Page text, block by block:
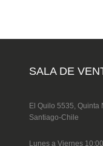
SALA DE
El Quilo 5535, Quinta
Santiago-Chile
Lunes a Viernes